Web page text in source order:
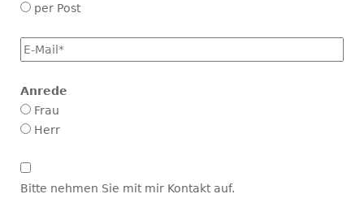
per Post
E-
*
Anrede
Frau
Herr
Kontakt
aufnehmen
Bitte nehmen Sie mit mir Kontakt auf.